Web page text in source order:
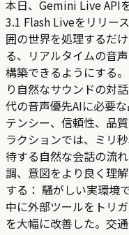
本日、Gemini Live API
3.1 Flash Liveをリリー
囲の世界を処理するだ
る、リアルタイムの音
構築できるようにする
り自然なサウンドの対
代の音声優先AIに必要
テンシー、信頼性、品
ラクションでは、ミリ
待する自然な会話の流
調、意図をより良く理
する： 騒がしい実環境
中に外部ツールをトリ
を大幅に改善した。交